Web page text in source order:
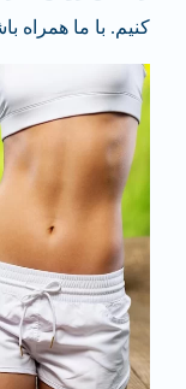
کنیم. با ما همراه